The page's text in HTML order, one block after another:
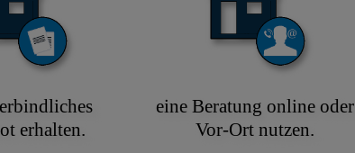
erhalten.
eine Beratung online oder
Vor-Ort nutzen.